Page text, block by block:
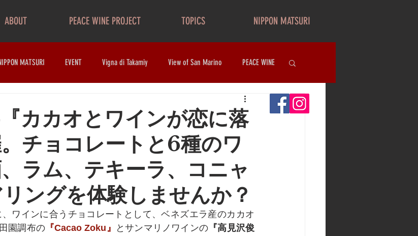
ABOUT PEACE WINE PROJECT TOPICS NIPPON MATSURI
MATSURI EVENT Vigna di Takamiy View of San Marino PEACE WINE
カカオとワインが恋に落
チョコレートと6種のワ
ラム、テキーラ、コニャ
ングを体験しませんか？
ワインに合うチョコレートとして、ベネズエラ産のカカオ
園調布の 『Cacao Zoku』 とサンマリノワインの 『高見沢俊